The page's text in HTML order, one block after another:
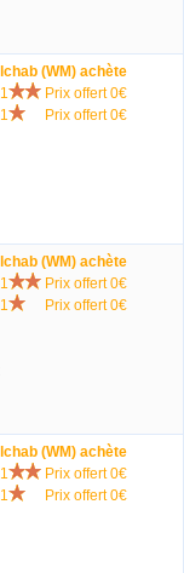
lchab (WM) achète
1
Prix offert 0€
1
Prix offert 0€
lchab (WM) achète
1
Prix offert 0€
1
Prix offert 0€
lchab (WM) achète
1
Prix offert 0€
1
Prix offert 0€